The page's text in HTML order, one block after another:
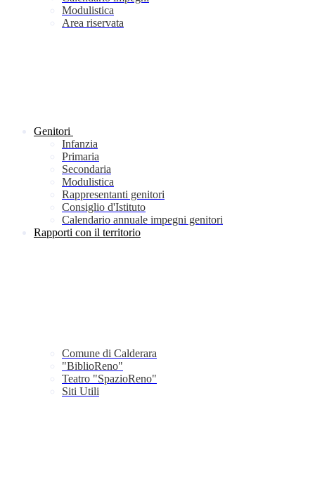
Modulistica
Area riservata
Genitori
Infanzia
Primaria
Secondaria
Modulistica
Rappresentanti genitori
Consiglio d'Istituto
Calendario annuale impegni genitori
Rapporti con il territorio
Comune di Calderara
"BiblioReno"
Teatro "SpazioReno"
Siti Utili